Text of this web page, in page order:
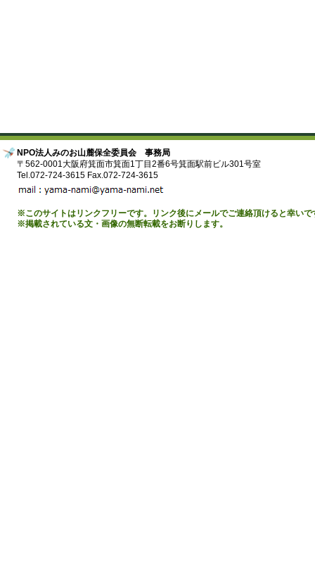
NPO法人みのお山麓保全委員会 事務局
〒562-0001大阪府箕面市箕面1丁目2番6号箕面駅前ビル301号室
Tel.072-724-3615 Fax.072-724-3615
※このサイトはリンクフリーです。リンク後にメールでご連絡頂けると幸いで
※掲載されている文・画像の無断転載をお断りします。